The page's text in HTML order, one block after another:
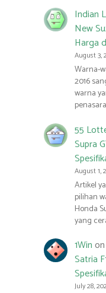
Indian
New
Harga
August 3,
Warna-
2016
warna
55
Supra
August 1,
Artikel
pilihan
Honda
yang
1Winon
Satria
July 28,